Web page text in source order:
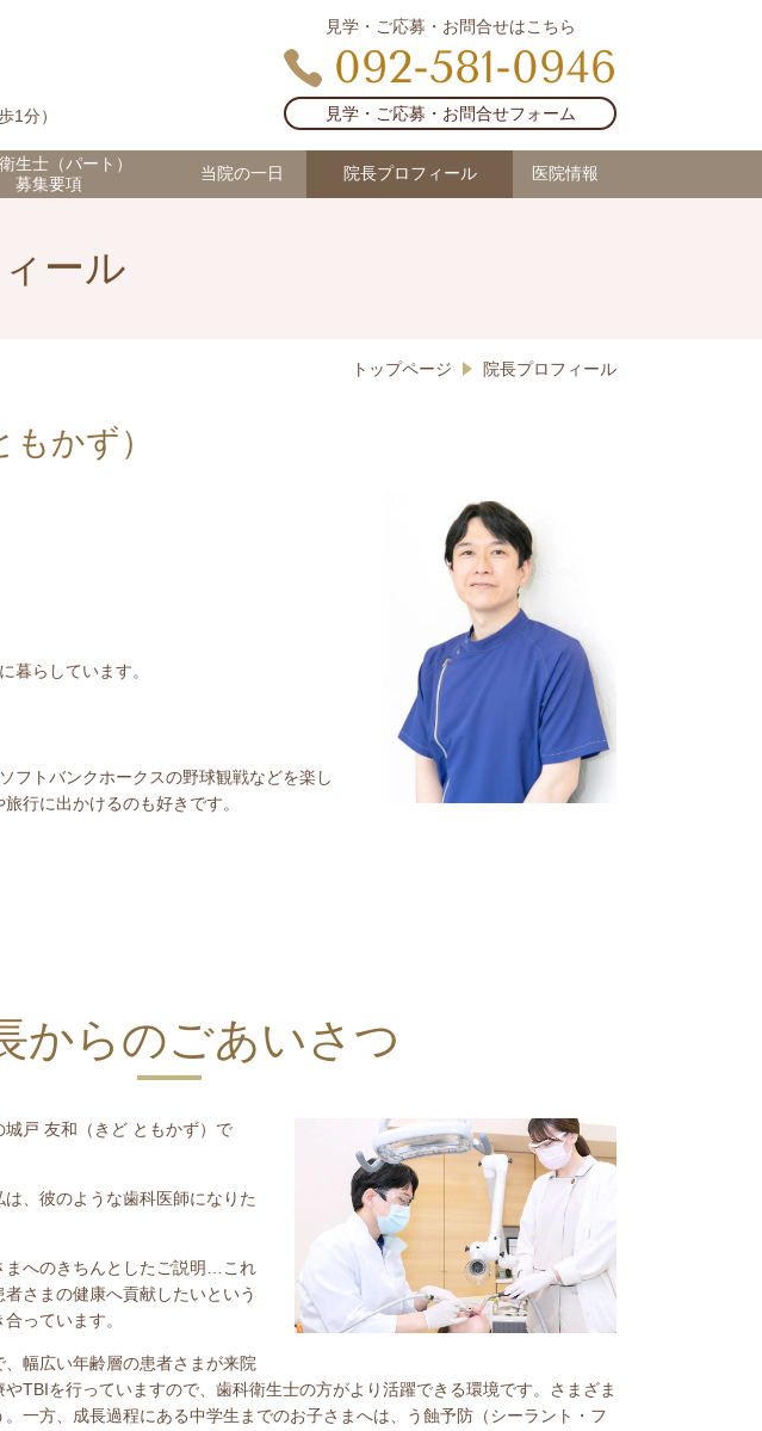
1分）
見学・ご応募・お問合せはこちら
092-581-0946
見学・ご応募・お問合せフォーム
生士（パート）
募集要項
当院の一日 院長プロフィール 医院情報
ール
トップページ 院長プロフィール
かず）
暮らしています。
フトバンクホークスの野球観戦などを楽し
行に出かけるのも好きです。
からのごあいさつ
戸 友和（きど ともかず）で
、彼のような歯科医師になりた
まへのきちんとしたご説明…これ
さまの健康へ貢献したいという
っています。
幅広い年齢層の患者さまが来院
TBIを行っていますので、歯科衛生士の方がより活躍できる環境です。さまざま
一方、成長過程にある中学生までのお子さまへは、う蝕予防（シーラント・フ